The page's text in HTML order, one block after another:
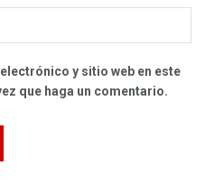
y sitio web en este
que haga un comentario.